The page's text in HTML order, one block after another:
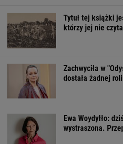
Tytuł tej książki
którzy jej nie
Zachwyciła w
dostała żadnej roli
Ewa Woydyłło:
wystraszona.